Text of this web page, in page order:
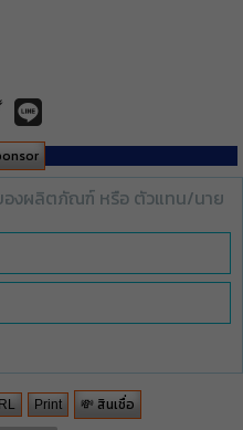
องผลิตภัณฑ์ หรือ ตัวแทน/นาย
Print 💸 สินเชื่อ